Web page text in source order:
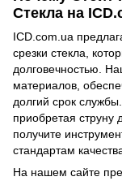
Стекла на
ICD.com.ua
срезки стекла,
долговечностью.
материалов,
долгий срок
приобретая струну
получите
стандартам
На нашем сайте